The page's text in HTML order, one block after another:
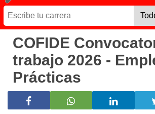
COFIDE
trabajo 2026 -
Prácticas